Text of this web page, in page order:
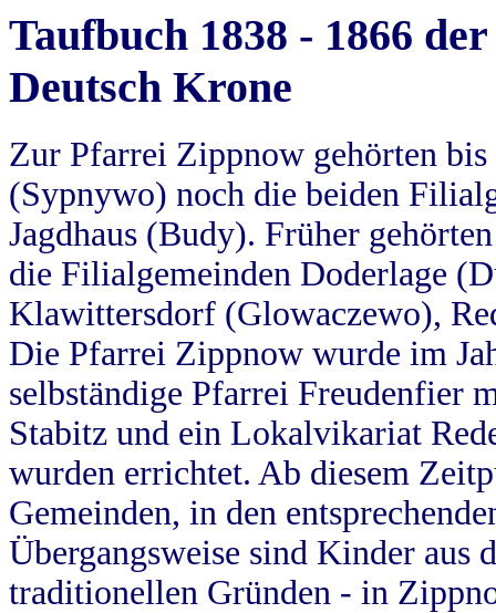
Taufbuch 1838 - 1866
Deutsch Krone
Zur Pfarrei Zippnow gehörten
(Sypnywo) noch die beiden
Jagdhaus (Budy). Früher
die Filialgemeinden Doderlage
Klawittersdorf (Glowaczewo),
Die Pfarrei Zippnow wurde im
selbständige Pfarrei Freudenfier
Stabitz und ein Lokalvikariat
wurden errichtet. Ab diesem
Gemeinden, in den
Übergangsweise sind Kinder aus
traditionellen Gründen - in